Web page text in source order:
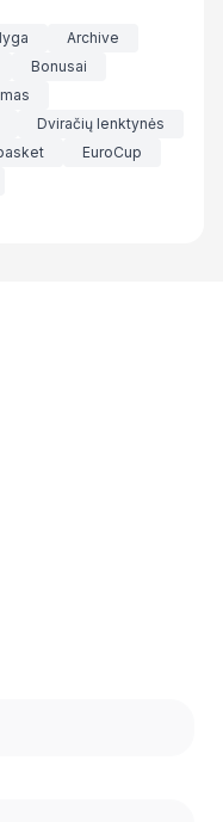
Archive
Bonusai
Dviračių lenktynės
EuroCup